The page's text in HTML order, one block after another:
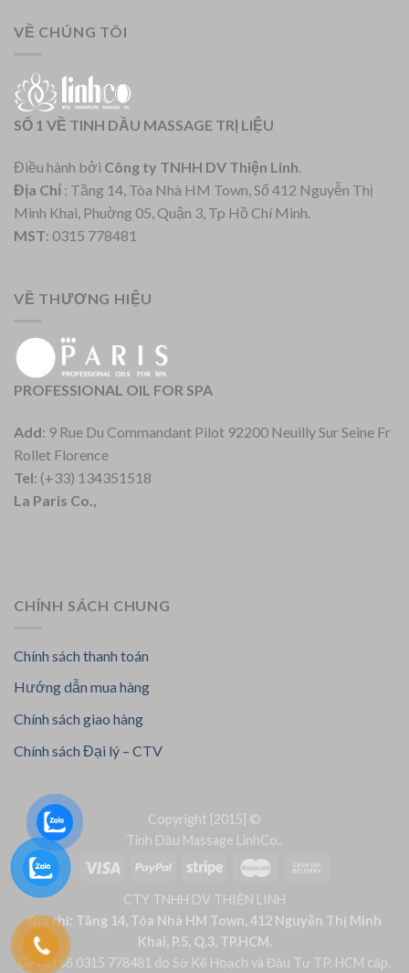
VỀ CHÚNG TÔI
SỐ 1 VỀ TINH DẦU MASSAGE TRỊ LIỆU
Điều hành bởi Công ty TNHH DV Thiện Linh
Địa Chỉ : Tầng 14, Tòa Nhà HM Town, Số 412 Nguyễn Thị
Minh Khai, Phuờng 05, Quận 3, Tp Hồ Chí Minh.
MST: 0315 778481
VỀ THƯƠNG HIỆU
PROFESSIONAL OIL FOR SPA
Add: 9 Rue Du Commandant Pilot 92200 Neuilly Sur Seine Fr
Rollet Florence
Tel: (+33) 134351518
La Paris Co.,
CHÍNH SÁCH CHUNG
Chính sách thanh toán
Hướng dẫn mua hàng
Chính sách giao hàng
Chính sách Đại lý – CTV
Copyright [2015] ©
Tinh Dầu Massage LinhCo.,
CTY TNHH DV THIỆN LINH
Địa chỉ: Tầng 14, Tòa Nhà HM Town, 412 Nguyễn Thị Minh
Khai, P.5, Q.3, TP.HCM.
GPKD số 0315 778481 do Sở Kế Hoạch và Đầu Tư TP. HCM cấp.